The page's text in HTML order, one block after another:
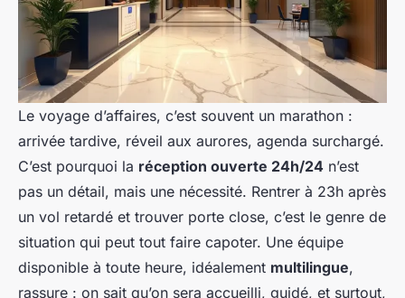
Le voyage d’affaires, c’est souvent un marathon :
arrivée tardive, réveil aux aurores, agenda surchargé.
C’est pourquoi la réception ouverte 24h/24 n’est
pas un détail, mais une nécessité. Rentrer à 23h après
un vol retardé et trouver porte close, c’est le genre de
situation qui peut tout faire capoter. Une équipe
disponible à toute heure, idéalement multilingue,
rassure : on sait qu’on sera accueilli, guidé, et surtout,